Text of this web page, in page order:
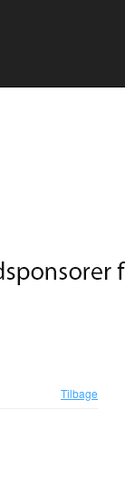
Tilbage